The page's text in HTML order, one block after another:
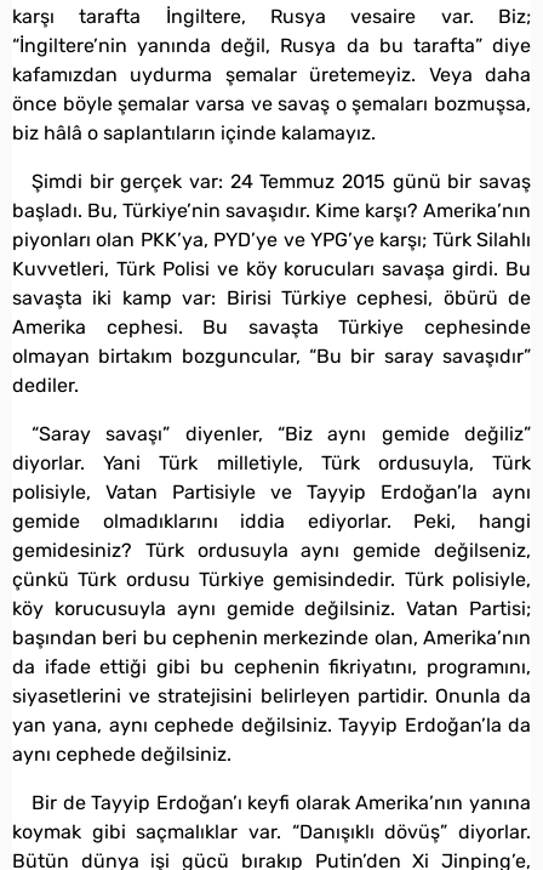
karşı tarafta İngiltere, Rusya vesaire var. Biz;
“İngiltere’nin yanında değil, Rusya da bu tarafta” diye
kafamızdan uydurma şemalar üretemeyiz. Veya daha
önce böyle şemalar varsa ve savaş o şemaları bozmuşsa,
biz hâlâ o saplantıların içinde kalamayız.
Şimdi bir gerçek var: 24 Temmuz 2015 günü bir savaş
başladı. Bu, Türkiye’nin savaşıdır. Kime karşı? Amerika’nın
piyonları olan PKK’ya, PYD’ye ve YPG’ye karşı; Türk Silahlı
Kuvvetleri, Türk Polisi ve köy korucuları savaşa girdi. Bu
savaşta iki kamp var: Birisi Türkiye cephesi, öbürü de
Amerika cephesi. Bu savaşta Türkiye cephesinde
olmayan birtakım bozguncular, “Bu bir saray savaşıdır”
dediler.
“Saray savaşı” diyenler, “Biz aynı gemide değiliz”
diyorlar. Yani Türk milletiyle, Türk ordusuyla, Türk
polisiyle, Vatan Partisiyle ve Tayyip Erdoğan’la aynı
gemide olmadıklarını iddia ediyorlar. Peki, hangi
gemidesiniz? Türk ordusuyla aynı gemide değilseniz,
çünkü Türk ordusu Türkiye gemisindedir. Türk polisiyle,
köy korucusuyla aynı gemide değilsiniz. Vatan Partisi;
başından beri bu cephenin merkezinde olan, Amerika’nın
da ifade ettiği gibi bu cephenin fikriyatını, programını,
siyasetlerini ve stratejisini belirleyen partidir. Onunla da
yan yana, aynı cephede değilsiniz. Tayyip Erdoğan’la da
aynı cephede değilsiniz.
Bir de Tayyip Erdoğan’ı keyfi olarak Amerika’nın yanına
koymak gibi saçmalıklar var. “Danışıklı dövüş” diyorlar.
Bütün dünya işi gücü bırakıp Putin’den Xi Jinping’e,